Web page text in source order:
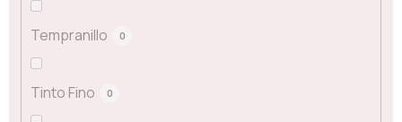
Tempranillo 0
Tinto Fino 0